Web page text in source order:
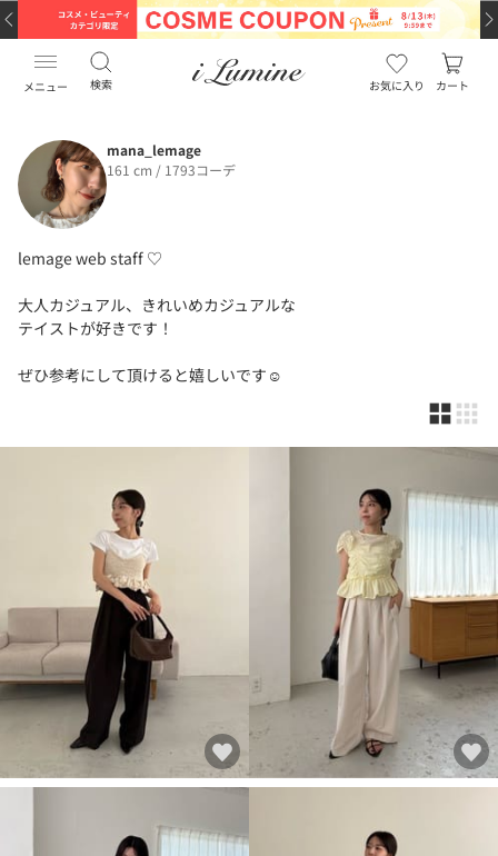
メニュー 検索 お気に入り カート
mana_lemage
161 cm / 1793コーデ
lemage web staff ♡
大人カジュアル、きれいめカジュアルな
テイストが好きです！
ぜひ参考にして頂けると嬉しいです☺︎